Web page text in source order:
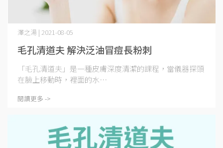
毛孔清道夫 解決泛油冒痘長粉刺
澤之湯 | 2021-08-05
「毛孔清道夫」是一種皮膚深度清潔的課程，當儀器探頭
在臉上移動時，裡面的水⋯
閱讀更多 ->